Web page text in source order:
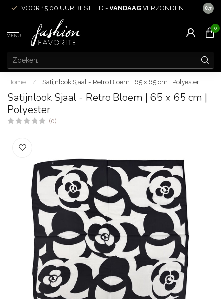
ACHTERAF BETALEN MOGELIJK! 8.7
MENU
0
Home / Satijnlook Sjaal - Retro Bloem | 65 x 65 cm | Polyester
Satijnlook Sjaal - Retro Bloem | 65 x 65 cm |
Polyester
(0)